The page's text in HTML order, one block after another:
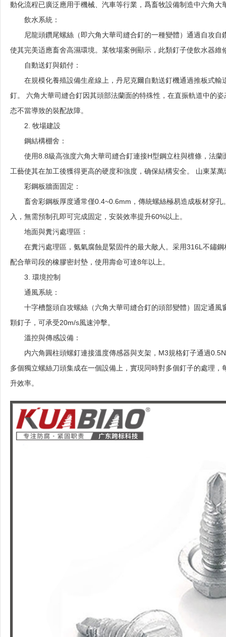
動化流程已廣泛應用于機械、汽車等行業，爲畜牧設備制造中六角
飲水系統：
尼龍頭鑽尾螺絲（即六角大華司縫合釘的一種變體）通過自攻
使其完美适應畜舍高濕環境。某牧場案例顯示，此類釘子使飲水器維
自動送釘與鎖付：
在規模化養殖設備生産線上，丹尼克爾自動送釘機通過推板式
釘。 六角大華司縫合釘因其頭部法蘭面的特殊性，在直振軌道中
态不當導致的裝配故障。
2. 牧場建設
鋼結構棚舍：
使用8.8級高強度六角大華司縫合釘連接H型鋼立柱與檩條，法
工藝使其在加工後獲得更高的硬度和強度，确保結構安全。 山東某
彩鋼板牆面固定：
畜舍彩鋼板厚度通常僅0.4~0.6mm，傳統螺絲極易造成板材穿
入，無需預制孔即可完成固定，安裝效率提升60%以上。
地面與糞污處理區：
在糞污處理區，氨氣腐蝕是緊固件的最大敵人。采用316L不鏽
配合華司段的橡膠密封墊，使用壽命可達8年以上。
3. 環境控制
通風系統：
十字槽盤頭自攻螺絲（六角大華司縫合釘的頭部變體）固定通
顆釘子，可承受20m/s風速沖擊。
溫控與傳感設備：
内六角圓柱頭螺釘連接溫度傳感器與支架，M3規格釘子通過
多個獨立螺絲刀頭集成在一個設備上，實現同時對多個釘子的處理
升效率。